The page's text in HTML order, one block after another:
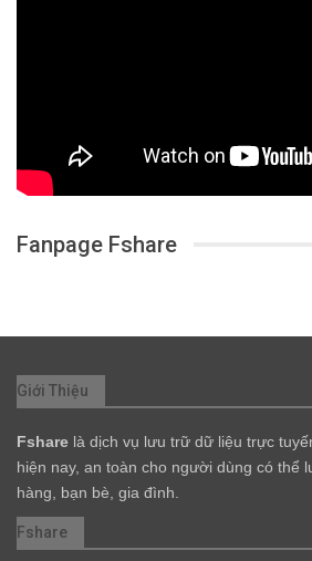
Fanpage Fshare
Giới Thiệu
Fshare là dịch vụ lưu trữ dữ liệu trực
hiện nay, an toàn cho người dùng có thể
hàng, bạn bè, gia đình.
Fshare